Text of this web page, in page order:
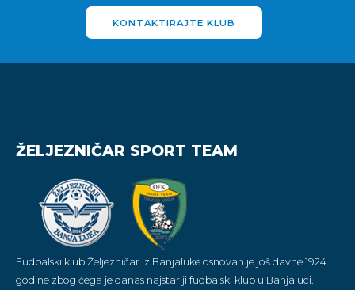
KONTAKTIRAJTE KLUB
ŽELJEZNIČAR SPORT TEAM
Fudbalski klub Željezničar iz Banjaluke osnovan je još davne 1924.
godine zbog čega je danas najstariji fudbalski klub u Banjaluci.